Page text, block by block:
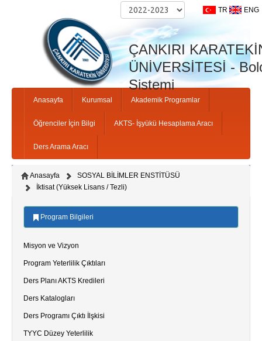
TR ENG
ÇANKIRI
ÜNİVERSİTESİ -
Sistemi
Anasayfa Kurumsal Akademik Programlar
Öğrenciler İçin Bilgi AKTS- İşyükü Hesaplama Aracı
Ders Arama Aracı
Anasayfa
SOSYAL BİLİMLER ENSTİTÜSÜ
İktisat (Yüksek Lisans / Tezli)
Program Bilgileri
Misyon ve Vizyon
Program Yeterlilik Çıktıları
Ders Planı AKTS Kredileri
Ders Katalogları
Ders Programı Çıktı İlşkisi
TYYC Düzey Yeterlilik